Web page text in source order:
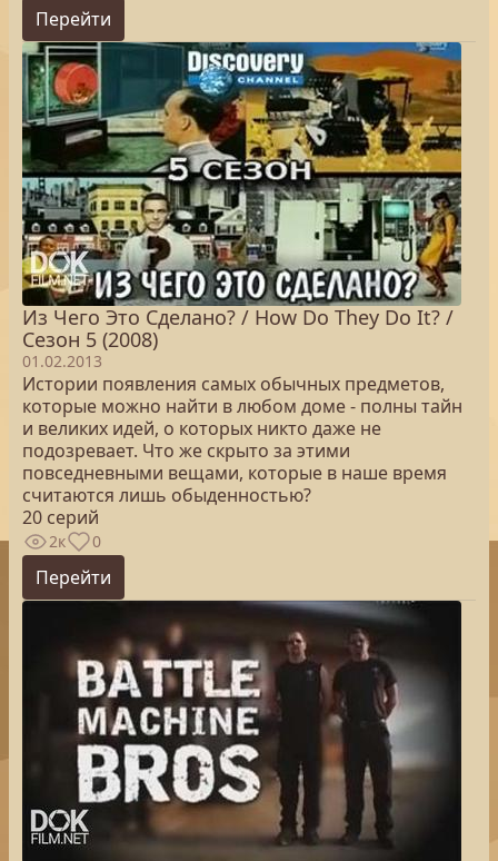
Перейти
Из Чего Это Сделано? / How Do They Do It? /
Сезон 5 (2008)
01.02.2013
Истории появления самых обычных предметов,
которые можно найти в любом доме - полны тайн
и великих идей, о которых никто даже не
подозревает. Что же скрыто за этими
повседневными вещами, которые в наше время
считаются лишь обыденностью?
20 серий
2к 0
Перейти